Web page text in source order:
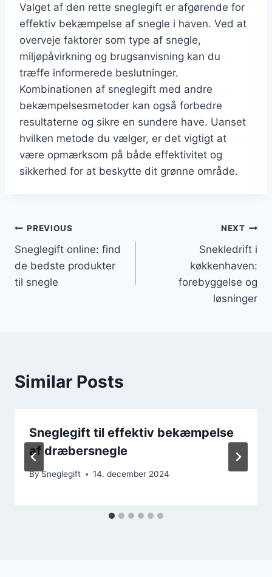
Valget af den rette sneglegift er afgørende for
effektiv bekæmpelse af snegle i haven. Ved at
overveje faktorer som type af snegle,
miljøpåvirkning og brugsanvisning kan du
træffe informerede beslutninger.
Kombinationen af sneglegift med andre
bekæmpelsesmetoder kan også forbedre
resultaterne og sikre en sundere have. Uanset
hvilken metode du vælger, er det vigtigt at
være opmærksom på både effektivitet og
sikkerhed for at beskytte dit grønne område.
Indlægsnavigation
PREVIOUS
Sneglegift online: find
de bedste produkter
til snegle
NEXT
Snekledrift i
køkkenhaven:
forebyggelse og
løsninger
Similar Posts
Sneglegift til effektiv bekæmpelse
af dræbersnegle
BySneglegift 14. december 2024